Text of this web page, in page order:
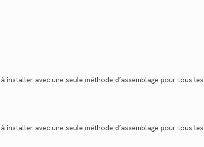
installer avec une seule méthode d’assemblage pour tous
installer avec une seule méthode d’assemblage pour tous